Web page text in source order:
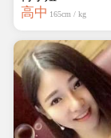
高中 165cm / kg